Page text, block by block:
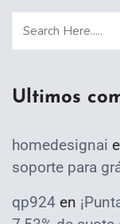
Ultimos
homedesignai
soporte para
qp924 en